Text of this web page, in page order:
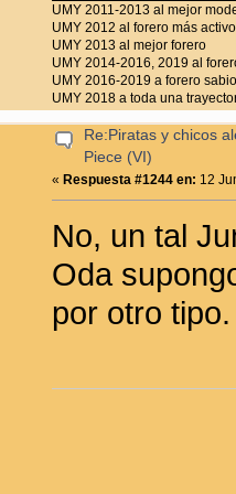
UMY 2011-2013 al mejor
UMY 2012 al forero más activo
UMY 2013 al mejor forero
UMY 2014-2016, 2019 al
UMY 2016-2019 a forero
UMY 2018 a toda una
Re:Piratas y chicos
Piece (VI)
«Respuesta #1244 en: 12
No, un tal
Oda
por otro tipo.